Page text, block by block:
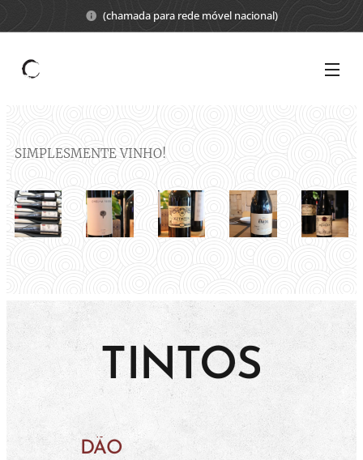
(chamada para rede móvel nacional)
SIMPLESMENTE VINHO!
TINTOS
DÃO